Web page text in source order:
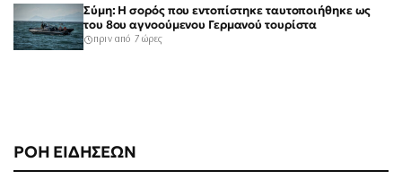
ΡΟΗ ΕΙΔΗΣΕΩΝ
Σύμη: Η σορός που εντοπίστηκε ταυτοποιήθηκε ως
του 8ου αγνοούμενου Γερμανού τουρίστα
πριν από 7 ώρες